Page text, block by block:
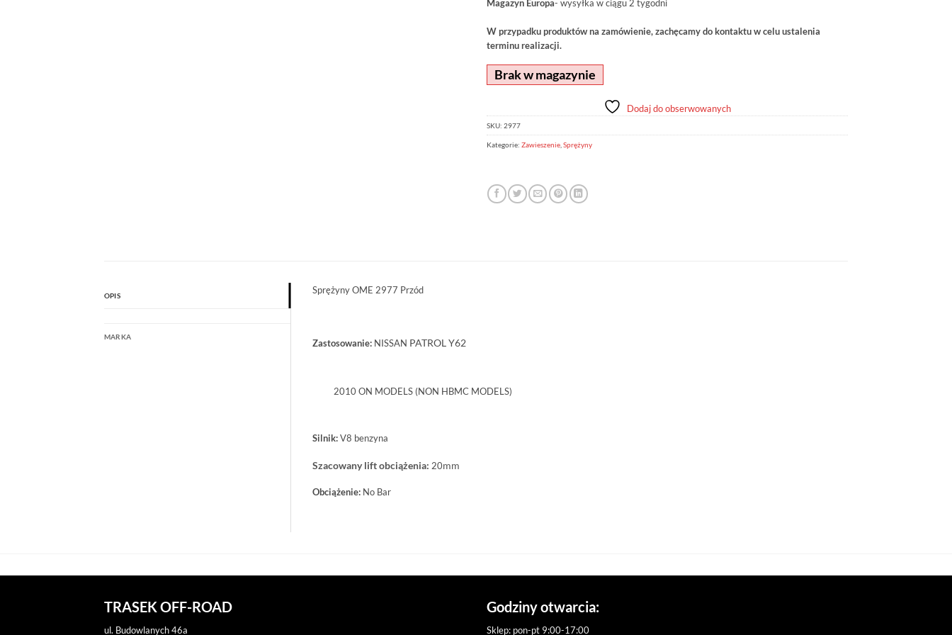
Magazyn Europa- wysyłka w ciągu 2 tygodni
W przypadku produktów na zamówienie, zachęcamy do kontaktu w celu ustalenia
terminu realizacji.
Brak w magazynie
Dodaj do obserwowanych
SKU: 2977
Kategorie: Zawieszenie Sprężyny
OPIS
MARKA
Sprężyny OME 2977 Przód
Zastosowanie: NISSAN PATROL Y62
2010 ON MODELS (NON HBMC MODELS)
Silnik:V8 benzyna
Szacowany lift obciążenia: 20mm
Obciążenie: No Bar
TRASEK OFF-ROAD
ul. Budowlanych 46a
Godziny otwarcia:
Sklep: pon-pt 9:00-17:00